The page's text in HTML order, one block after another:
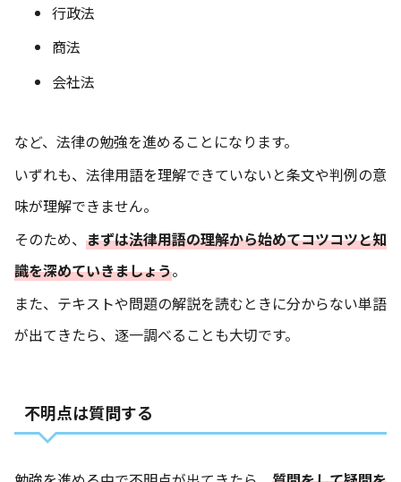
行政法
商法
会社法
など、法律の勉強を進めることになります。
いずれも、法律用語を理解できていないと条文や判例の意
味が理解できません。
そのため、 まずは法律用語の理解から始めてコツコツと知
識を深めていきましょう。
また、テキストや問題の解説を読むときに分からない単語
が出てきたら、逐一調べることも大切です。
不明点は質問する